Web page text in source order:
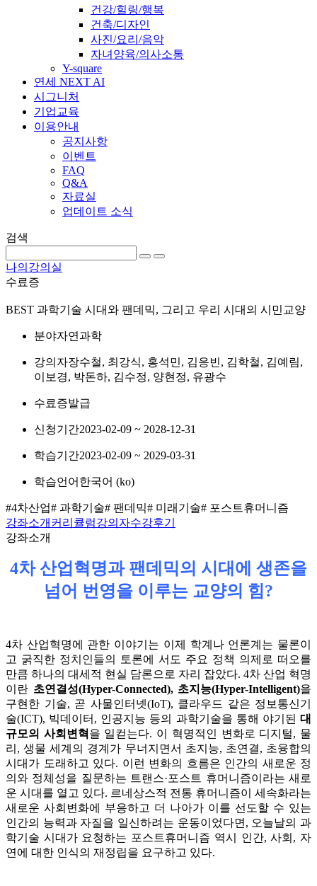
건강/힐링/행복
건축/디자인
사진/요리/음악
자녀양육/의사소통
Y-square
연세 NEXT AI
시그니처
기업교육
이용안내
공지사항
이벤트
FAQ
Q&A
자료실
업데이트 소식
검색
나의강의실
수료증
BEST 과학기술 시대와 팬데믹, 그리고 우리 시대의 시민교양
분야자연과학
강의자장수철, 최강식, 홍석민, 김응빈, 김학철, 김예림,
이보경, 박돈하, 김수정, 양현정, 유광수
수료증발급
신청기간2023-02-09 ~ 2028-12-31
학습기간2023-02-09 ~ 2029-03-31
학습언어 한국어 ‎(ko)‎
#4차산업# 과학기술# 팬데믹# 미래기술# 포스트휴머니즘
강좌소개 커리큘럼강의자수강후기
강좌소개
4차 산업혁명과 팬데믹의 시대에 생존을
넘어 번영을 이루는 교양의 힘?
4차 산업혁명에 관한 이야기는 이제 학계나 언론계는 물론이
고 굵직한 정치인들의 토론에 서도 주요 정책 의제로 떠오를
만큼 하나의 대세적 현실 담론으로 자리 잡았다. 4차 산업 혁명
이란 초연결성(Hyper-Connected), 초지능(Hyper-Intelligent)을
구현한 기술, 곧 사물인터넷(IoT), 클라우드 같은 정보통신기
술(ICT), 빅데이터, 인공지능 등의 과학기술을 통해 야기된 대
규모의 사회변혁 을 일컫는다. 이 혁명적인 변화로 디지털, 물
리, 생물 세계의 경계가 무너지면서 초지능, 초연결, 초융합의
시대가 도래하고 있다. 이런 변화의 흐름은 인간의 새로운 정
의와 정체성을 질문하는 트랜스·포스트 휴머니즘이라는 새로
운 시대를 열고 있다. 르네상스적 전통 휴머니즘이 세속화라는
새로운 사회변화에 부응하고 더 나아가 이를 선도할 수 있는
인간의 능력과 자질을 일신하려는 운동이었다면, 오늘날의 과
학기술 시대가 요청하는 포스트휴머니즘 역시 인간, 사회, 자
연에 대한 인식의 재정립을 요구하고 있다.